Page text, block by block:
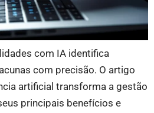
com IA identifica
com precisão. O artigo
artificial transforma a gestão
principais benefícios e